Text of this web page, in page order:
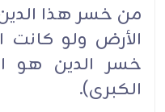
من خسر هذا
الأرض ولو كانت
خسر الدين هو
الكبرى).